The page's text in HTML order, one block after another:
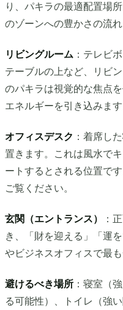
り、パキラの最適配置場
のゾーンへの豊かさの流れ
リビングルーム ：テレビ
テーブルの上など、リビ
のパキラは視覚的な焦点
エネルギーを引き込みます
オフィスデスク ：着席し
置きます。これは風水で
ートするとされる位置です
ご覧ください。
玄関（エントランス）
：
き、「財を迎える」「運
やビジネスオフィスで最
避けるべき場所 ：寝室（
る可能性）、トイレ（強